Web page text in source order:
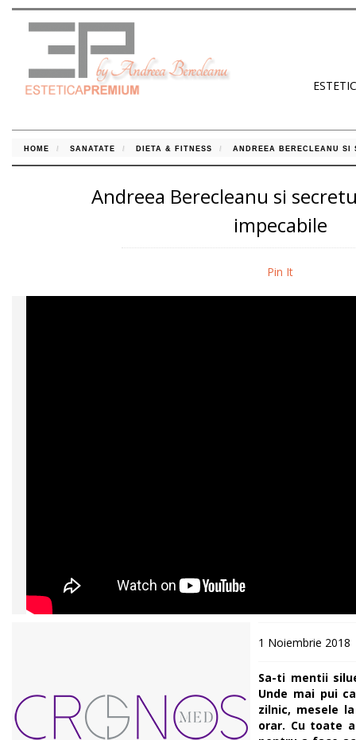
HOME SANATATE DIETA & FITNESS ANDREEA BERECLEANU SI
Andreea Berecleanu si
impecabile
Pin It
1 Noiembrie 2018
Sa-ti mentii
Unde mai pui
zilnic, mesele
orar. Cu toate